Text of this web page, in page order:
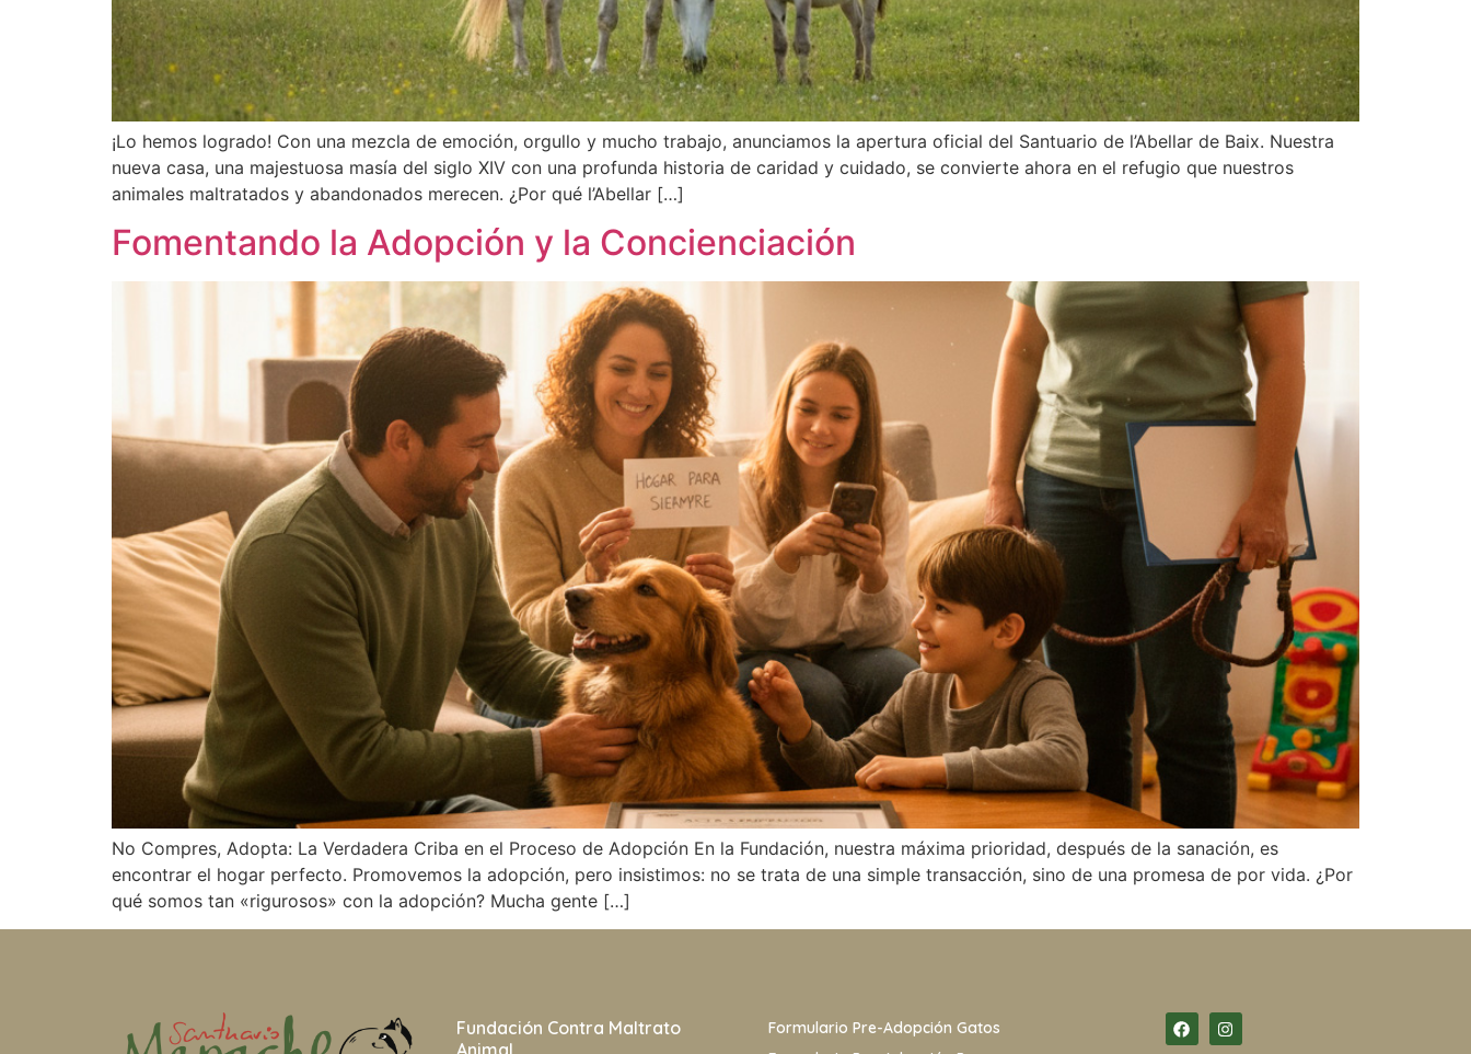
¡Lo hemos logrado! Con una mezcla de emoción, orgullo y mucho trabajo, anunciamos la apertura oficial del Santuario de l’Abellar de Baix. Nuestra
nueva casa, una majestuosa masía del siglo XIV con una profunda historia de caridad y cuidado, se convierte ahora en el refugio que nuestros
animales maltratados y abandonados merecen. ¿Por qué l’Abellar […]
Fomentando la Adopción y la Concienciación
No Compres, Adopta: La Verdadera Criba en el Proceso de Adopción En la Fundación, nuestra máxima prioridad, después de la sanación, es
encontrar el hogar perfecto. Promovemos la adopción, pero insistimos: no se trata de una simple transacción, sino de una promesa de por vida. ¿Por
qué somos tan «rigurosos» con la adopción? Mucha gente […]
Fundación Contra Maltrato
Formulario Pre-Adopción Gatos